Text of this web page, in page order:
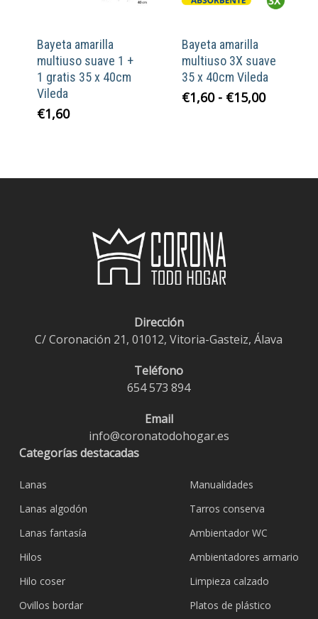
Bayeta amarilla
multiuso suave 1 +
1 gratis 35 x 40cm
Vileda
€1,60
Bayeta amarilla
multiuso 3X suave
35 x 40cm Vileda
€1,60 - €15,00Rango
hasta
Dirección
C/ Coronación 21, 01012, Vitoria-Gasteiz, Álava
Teléfono
654 573 894
Email
info@coronatodohogar.es
Categorías destacadas
Lanas
Lanas algodón
Lanas fantasía
Hilos
Hilo coser
Ovillos bordar
Manualidades
Tarros conserva
Ambientador WC
Ambientadores armario
Limpieza calzado
Platos de plástico